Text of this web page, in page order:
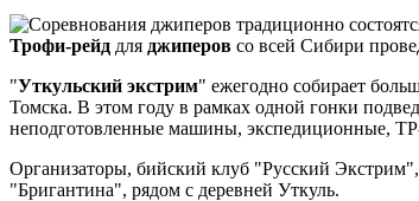
Трофи-рейд для джиперов со всей Сибири
"Уткульский экстрим" ежегодно собирает
Томска. В этом году в рамках одной гонки
неподготовленные машины, экспедиционные,
Организаторы, бийский клуб "Русский
"Бригантина", рядом с деревней Уткуль.